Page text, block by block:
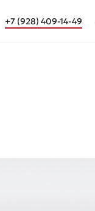
+7 (928) 409-14-49